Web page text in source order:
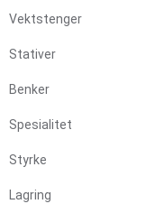
Vektstenger
Stativer
Benker
Spesialitet
Styrke
Lagring